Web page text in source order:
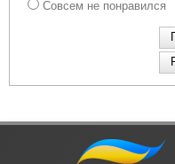
Совсем не понравился